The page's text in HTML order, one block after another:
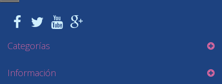
Categorías
Información